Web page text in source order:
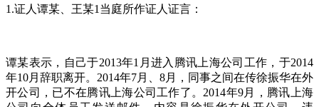
1.证人谭某、王某1当庭所作证人证言：
谭某表示，自己于2013年1月进入腾讯上海公司工作，于2014
年10月辞职离开。2014年7月、8月，同事之间在传徐振华在外
开公司，已不在腾讯上海公司工作了。2014年9月，腾讯上海